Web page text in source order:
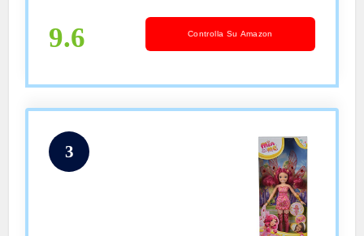
9.6 Controlla Su Amazon
3